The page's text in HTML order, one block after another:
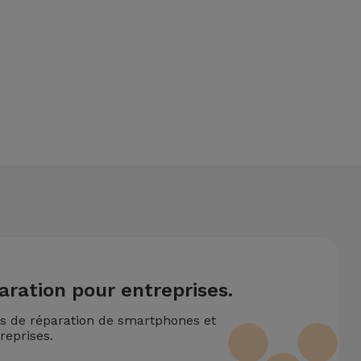
pour entreprises.
de réparation de smartphones et